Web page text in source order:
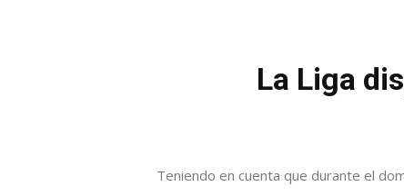
La Liga
Teniendo en cuenta que durante el